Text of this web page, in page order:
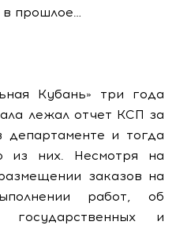
в прошлое…
Кубань» три года
лежал отчет КСП за
и тогда
из них. Несмотря на
заказов на
работ, об
и